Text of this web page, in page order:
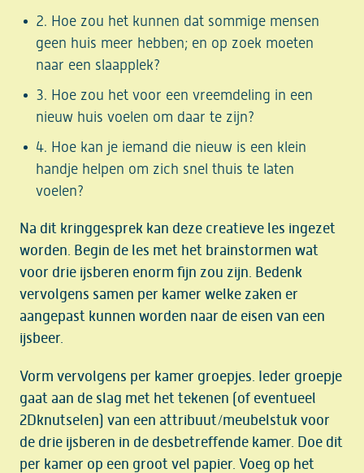
Hoe zou het kunnen dat sommige mensen
geen huis meer hebben; en op zoek moeten
naar een slaapplek?
Hoe zou het voor een vreemdeling in een
nieuw huis voelen om daar te zijn?
Hoe kan je iemand die nieuw is een klein
handje helpen om zich snel thuis te laten
voelen?
Na dit kringgesprek kan deze creatieve les ingezet
worden. Begin de les met het brainstormen wat
voor drie ijsberen enorm fijn zou zijn. Bedenk
vervolgens samen per kamer welke zaken er
aangepast kunnen worden naar de eisen van een
ijsbeer.
Vorm vervolgens per kamer groepjes. Ieder groepje
gaat aan de slag met het tekenen (of eventueel
2Dknutselen) van een attribuut/meubelstuk voor
de drie ijsberen in de desbetreffende kamer. Doe dit
per kamer op een groot vel papier. Voeg op het